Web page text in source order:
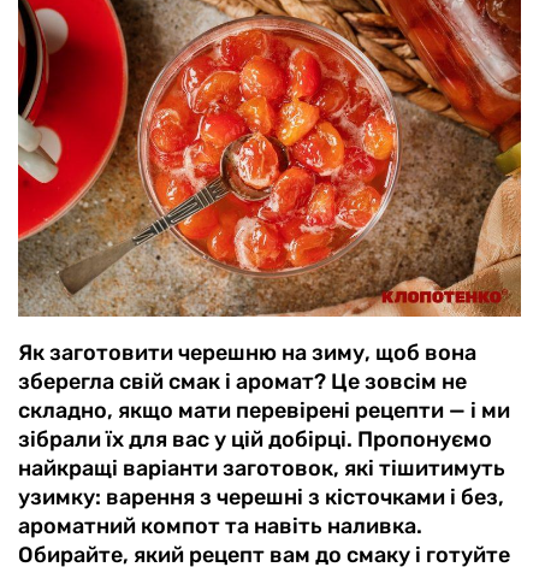
Як заготовити черешню на зиму, щоб вона
зберегла свій смак і аромат? Це зовсім не
складно, якщо мати перевірені рецепти — і ми
зібрали їх для вас у цій добірці. Пропонуємо
найкращі варіанти заготовок, які тішитимуть
узимку: варення з черешні з кісточками і без,
ароматний компот та навіть наливка.
Обирайте, який рецепт вам до смаку і готуйте